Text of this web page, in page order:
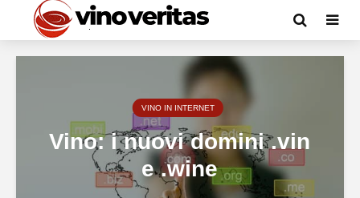
VINO IN INTERNET
Vino: i nuovi domini .vin
e .wine